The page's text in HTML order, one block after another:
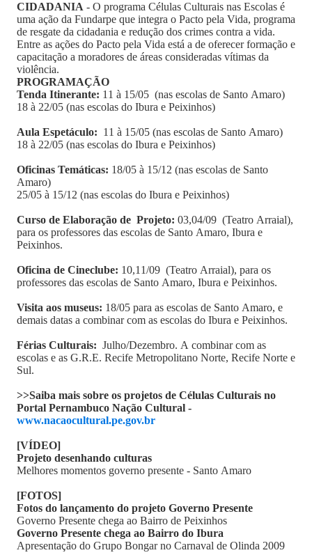
CIDADANIA - O programa Células Culturais nas Escolas é
uma ação da Fundarpe que integra o Pacto pela Vida, programa
de resgate da cidadania e redução dos crimes contra a vida.
Entre as ações do Pacto pela Vida está a de oferecer formação e
capacitação a moradores de áreas consideradas vítimas da
violência.
PROGRAMAÇÃO
Tenda Itinerante: 11 à 15/05 (nas escolas de Santo Amaro)
18 à 22/05 (nas escolas do Ibura e Peixinhos)
Aula Espetáculo: 11 à 15/05 (nas escolas de Santo Amaro)
18 à 22/05 (nas escolas do Ibura e Peixinhos)
Oficinas Temáticas: 18/05 à 15/12 (nas escolas de Santo
Amaro)
25/05 à 15/12 (nas escolas do Ibura e Peixinhos)
Curso de Elaboração de Projeto: 03,04/09 (Teatro Arraial),
para os professores das escolas de Santo Amaro, Ibura e
Peixinhos.
Oficina de Cineclube: 10,11/09 (Teatro Arraial), para os
professores das escolas de Santo Amaro, Ibura e Peixinhos.
Visita aos museus: 18/05 para as escolas de Santo Amaro, e
demais datas a combinar com as escolas do Ibura e Peixinhos.
Férias Culturais: Julho/Dezembro. A combinar com as
escolas e as G.R.E. Recife Metropolitano Norte, Recife Norte e
Sul.
>>Saiba mais sobre os projetos de Células Culturais no
Portal Pernambuco Nação Cultural -
www.nacaocultural.pe.gov.br
[VÍDEO]
Projeto desenhando culturas
Melhores momentos governo presente - Santo Amaro
[FOTOS]
Fotos do lançamento do projeto Governo Presente
Governo Presente chega ao Bairro de Peixinhos
Governo Presente chega ao Bairro do Ibura
Apresentação do Grupo Bongar no Carnaval de Olinda 2009